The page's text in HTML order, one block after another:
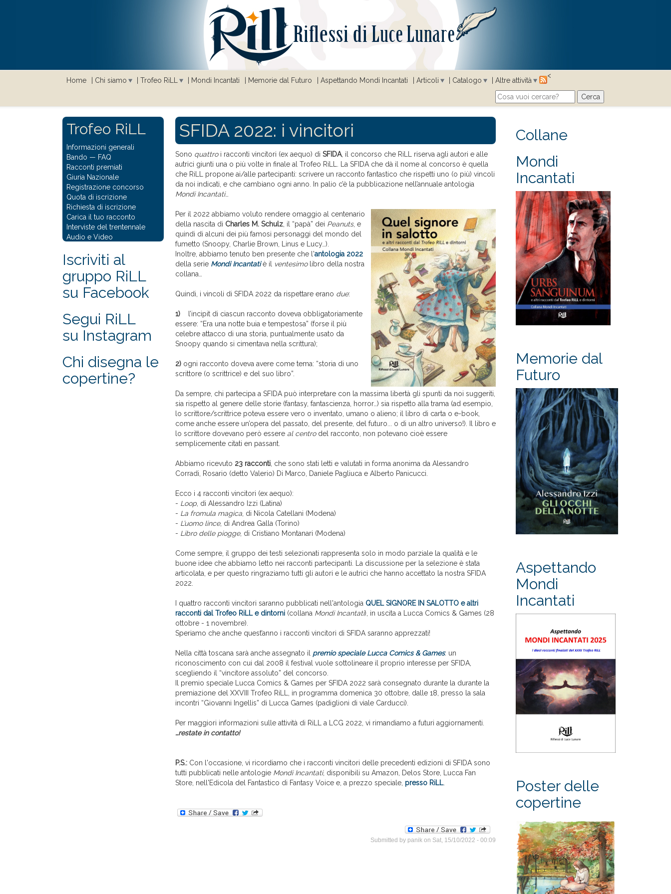
Home Chi siamo Trofeo RiLL Mondi Incantati Memorie dal Futuro Aspettando Mondi Incantati Articoli Catalogo Altre attività
<
Search form
Cerca
SFIDA 2022: i vincitori
Sono quattroi racconti vincitori (ex aequo) di SFIDA, il concorso che RiLL riserva agli autori e alle
autrici giunti una o più volte in finale al Trofeo RiLL. La SFIDA che dà il nome al concorso è quella
che RiLL propone ai/alle partecipanti: scrivere un racconto fantastico che rispetti uno (o più) vincoli
da noi indicati, e che cambiano ogni anno. In palio c’è la pubblicazione nell’annuale antologia
Mondi Incantati…
Per il 2022 abbiamo voluto rendere omaggio al centenario
della nascita di Charles M. Schulz, il “papà” dei Peanuts, e
quindi di alcuni dei più famosi personaggi del mondo del
fumetto (Snoopy, Charlie Brown, Linus e Lucy…).
Inoltre, abbiamo tenuto ben presente che l'antologia 2022
della serie Mondi Incantatiè il ventesimolibro della nostra
collana…
Quindi, i vincoli di SFIDA 2022 da rispettare erano due:
1) l’incipit di ciascun racconto doveva obbligatoriamente
essere: “Era una notte buia e tempestosa” (forse il più
celebre attacco di una storia, puntualmente usato da
Snoopy quando si cimentava nella scrittura);
2) ogni racconto doveva avere come tema: “storia di uno
scrittore (o scrittrice) e del suo libro”.
Da sempre, chi partecipa a SFIDA può interpretare con la massima libertà gli spunti da noi suggeriti,
sia rispetto al genere delle storie (fantasy, fantascienza, horror…) sia rispetto alla trama (ad esempio,
lo scrittore/scrittrice poteva essere vero o inventato, umano o alieno; il libro di carta o e-book,
come anche essere un’opera del passato, del presente, del futuro... o di un altro universo!). Il libro e
lo scrittore dovevano però essere al centrodel racconto, non potevano cioè essere
semplicemente citati en passant.
Abbiamo ricevuto 23 racconti, che sono stati letti e valutati in forma anonima da Alessandro
Corradi, Rosario (detto Valerio) Di Marco, Daniele Pagliuca e Alberto Panicucci.
Ecco i 4 racconti vincitori (ex aequo):
- Loop, di Alessandro Izzi (Latina)
- La fromula magica, di Nicola Catellani (Modena)
- L’uomo lince, di Andrea Galla (Torino)
- Libro delle piogge, di Cristiano Montanari (Modena)
Come sempre, il gruppo dei testi selezionati rappresenta solo in modo parziale la qualità e le
buone idee che abbiamo letto nei racconti partecipanti. La discussione per la selezione è stata
articolata, e per questo ringraziamo tutti gli autori e le autrici che hanno accettato la nostra SFIDA
2022.
I quattro racconti vincitori saranno pubblicati nell'antologia QUEL SIGNORE IN SALOTTO e altri
racconti dal Trofeo RiLL e dintorni (collana Mondi Incantati), in uscita a Lucca Comics & Games (28
ottobre - 1 novembre).
Speriamo che anche quest’anno i racconti vincitori di SFIDA saranno apprezzati!
Nella città toscana sarà anche assegnato il premio speciale Lucca Comics & Games: un
riconoscimento con cui dal 2008 il festival vuole sottolineare il proprio interesse per SFIDA,
scegliendo il “vincitore assoluto” del concorso.
Il premio speciale Lucca Comics & Games per SFIDA 2022 sarà consegnato durante la durante la
premiazione del XXVIII Trofeo RiLL, in programma domenica 30 ottobre, dalle 18, presso la sala
incontri “Giovanni Ingellis” di Lucca Games (padiglioni di viale Carducci).
Per maggiori informazioni sulle attività di RiLL a LCG 2022, vi rimandiamo a futuri aggiornamenti.
…restate in contatto!
P.S.: Con l'occasione, vi ricordiamo che i racconti vincitori delle precedenti edizioni di SFIDA sono
tutti pubblicati nelle antologie Mondi Incantati, disponibili su Amazon, Delos Store, Lucca Fan
Store, nell'Edicola del Fantastico di Fantasy Voice e, a prezzo speciale, presso RiLL.
Submitted by panik on Sat, 15/10/2022 - 00:09
Collane
Mondi
Incantati
Memorie dal
Futuro
Aspettando
Mondi
Incantati
Poster delle
copertine
Trofeo RiLL
Informazioni generali
Bando — FAQ
Racconti premiati
Giuria Nazionale
Registrazione concorso
Quota di iscrizione
Richiesta di iscrizione
Carica il tuo racconto
Interviste del trentennale
Audio e Video
Iscriviti al
gruppo RiLL
su Facebook
Segui RiLL
su Instagram
Chi disegna le
copertine?